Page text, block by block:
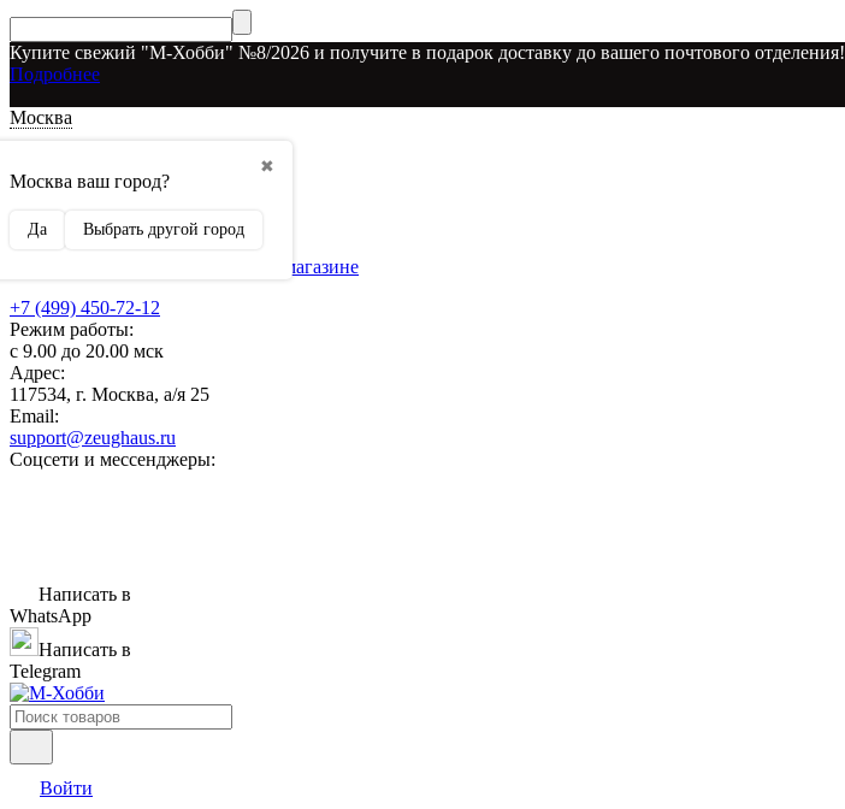
Купите свежий "М-Хобби" №8/2026 и получите в подарок доставку до вашего почтового отделения!
Подробнее
Москва
✖
Москва ваш город?
Да Выбрать другой город
О наших скидках
Рекламодателям
Бренды, представленные в магазине
+7 (499) 450-72-12
Режим работы:
с 9.00 до 20.00 мск
Адрес:
117534, г. Москва, а/я 25
Email:
support@zeughaus.ru
Соцсети и мессенджеры:
Написать в
WhatsApp
Написать в
Telegram
Войти